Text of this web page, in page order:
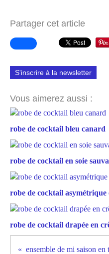
Partager cet article
S'inscrire à la newsletter
Vous aimerez aussi :
robe de cocktail bleu canard
robe de cocktail en soie
robe de cocktail
robe de cocktail drapée en